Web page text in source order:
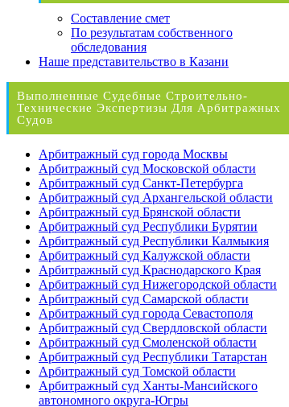
Составление смет
По результатам собственного
обследования
Наше представительство в Казани
Выполненные Судебные Строительно-
Технические Экспертизы Для Арбитражных
Судов
Арбитражный суд города Москвы
Арбитражный суд Московской области
Арбитражный суд Санкт-Петербурга
Арбитражный суд Архангельской области
Арбитражный суд Брянской области
Арбитражный суд Республики Бурятии
Арбитражный суд Республики Калмыкия
Арбитражный суд Калужской области
Арбитражный суд Краснодарского Края
Арбитражный суд Нижегородской области
Арбитражный суд Самарской области
Арбитражный суд города Севастополя
Арбитражный суд Свердловской области
Арбитражный суд Смоленской области
Арбитражный суд Республики Татарстан
Арбитражный суд Томской области
Арбитражный суд Ханты-Мансийского
автономного округа-Югры